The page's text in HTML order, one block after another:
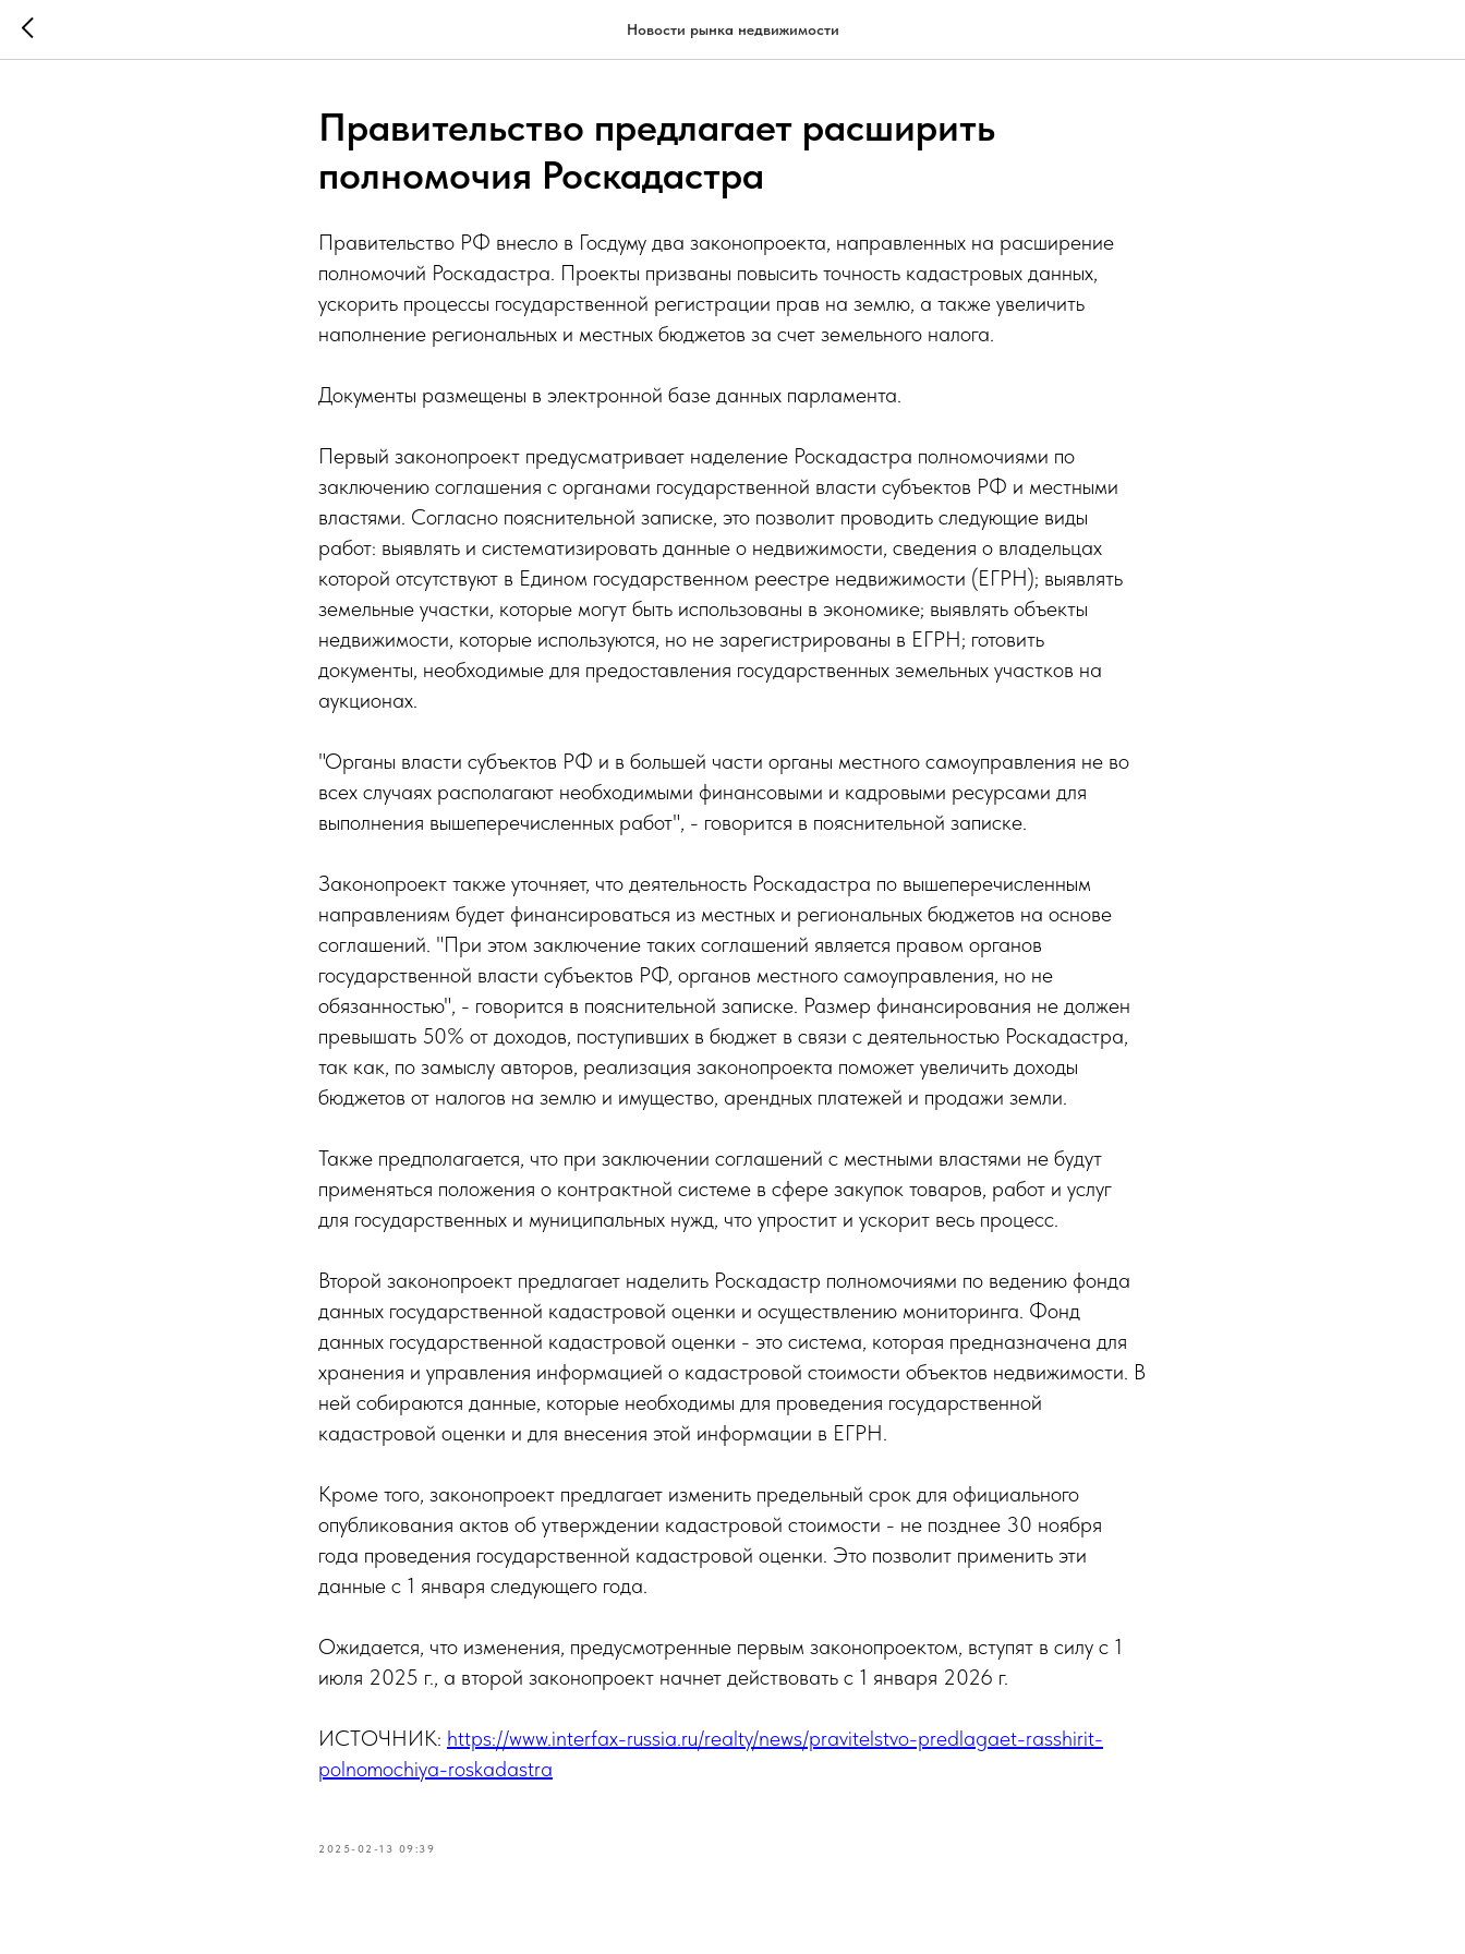
Новости рынка недвижимости
Правительство предлагает расширить
полномочия Роскадастра
Правительство РФ внесло в Госдуму два законопроекта, направленных на расширение
полномочий Роскадастра. Проекты призваны повысить точность кадастровых данных,
ускорить процессы государственной регистрации прав на землю, а также увеличить
наполнение региональных и местных бюджетов за счет земельного налога.
Документы размещены в электронной базе данных парламента.
Первый законопроект предусматривает наделение Роскадастра полномочиями по
заключению соглашения с органами государственной власти субъектов РФ и местными
властями. Согласно пояснительной записке, это позволит проводить следующие виды
работ: выявлять и систематизировать данные о недвижимости, сведения о владельцах
которой отсутствуют в Едином государственном реестре недвижимости (ЕГРН); выявлять
земельные участки, которые могут быть использованы в экономике; выявлять объекты
недвижимости, которые используются, но не зарегистрированы в ЕГРН; готовить
документы, необходимые для предоставления государственных земельных участков на
аукционах.
"Органы власти субъектов РФ и в большей части органы местного самоуправления не во
всех случаях располагают необходимыми финансовыми и кадровыми ресурсами для
выполнения вышеперечисленных работ", - говорится в пояснительной записке.
Законопроект также уточняет, что деятельность Роскадастра по вышеперечисленным
направлениям будет финансироваться из местных и региональных бюджетов на основе
соглашений. "При этом заключение таких соглашений является правом органов
государственной власти субъектов РФ, органов местного самоуправления, но не
обязанностью", - говорится в пояснительной записке. Размер финансирования не должен
превышать 50% от доходов, поступивших в бюджет в связи с деятельностью Роскадастра,
так как, по замыслу авторов, реализация законопроекта поможет увеличить доходы
бюджетов от налогов на землю и имущество, арендных платежей и продажи земли.
Также предполагается, что при заключении соглашений с местными властями не будут
применяться положения о контрактной системе в сфере закупок товаров, работ и услуг
для государственных и муниципальных нужд, что упростит и ускорит весь процесс.
Второй законопроект предлагает наделить Роскадастр полномочиями по ведению фонда
данных государственной кадастровой оценки и осуществлению мониторинга. Фонд
данных государственной кадастровой оценки - это система, которая предназначена для
хранения и управления информацией о кадастровой стоимости объектов недвижимости. В
ней собираются данные, которые необходимы для проведения государственной
кадастровой оценки и для внесения этой информации в ЕГРН.
Кроме того, законопроект предлагает изменить предельный срок для официального
опубликования актов об утверждении кадастровой стоимости - не позднее 30 ноября
года проведения государственной кадастровой оценки. Это позволит применить эти
данные с 1 января следующего года.
Ожидается, что изменения, предусмотренные первым законопроектом, вступят в силу с 1
июля 2025 г., а второй законопроект начнет действовать с 1 января 2026 г.
ИСТОЧНИК: https://www.interfax-russia.ru/realty/news/pravitelstvo-predlagaet-rasshirit-
polnomochiya-roskadastra
2025-02-13 09:39